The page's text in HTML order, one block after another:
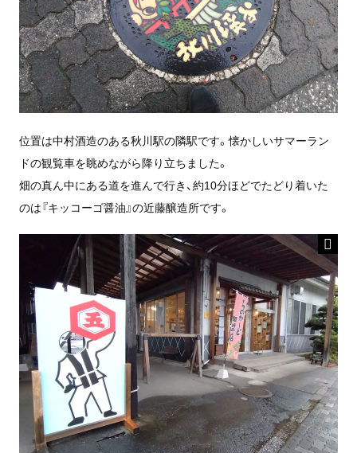
位置は中村酒造のある秋川駅の隣駅です。懐かしいサマーラン
ドの観覧車を眺めながら降り立ちました。
畑の真ん中にある道を進んで行き、約10分ほどでたどり着いた
のは『キッコーゴ醤油』の近藤醸造所です。